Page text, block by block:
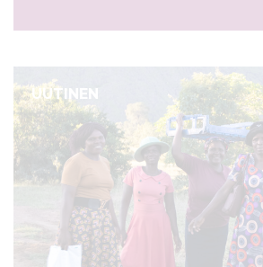
UUTINEN